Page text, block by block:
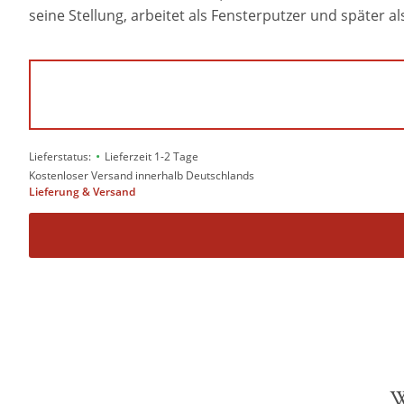
seine Stellung, arbeitet als Fensterputzer und später
Lieferstatus: • Lieferzeit 1-2 Tage
Kostenloser Versand innerhalb Deutschlands
Lieferung & Versand